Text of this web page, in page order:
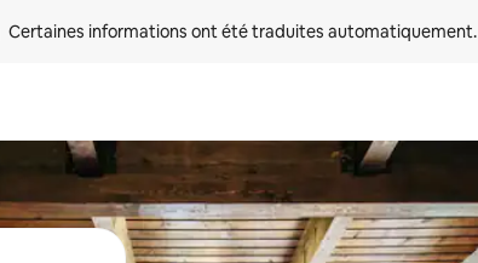
Certaines informations ont été traduites automatiquement.